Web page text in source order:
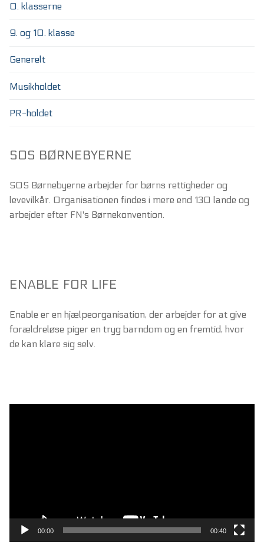
0. klasserne
9. og 10. klasse
Generelt
Musikholdet
PR-holdet
SOS BØRNEBYERNE
SOS Børnebyerne arbejder for børns rettigheder og
levevilkår. Organisationen findes i mere end 130 lande og
arbejder efter FN's Børnekonvention.
ENABLE FOR LIFE
Enable er en hjælpeorganisation, der arbejder for at give
forældreløse piger en tryg barndom og en fremtid, hvor
de kan klare sig selv.
00:00 00:40